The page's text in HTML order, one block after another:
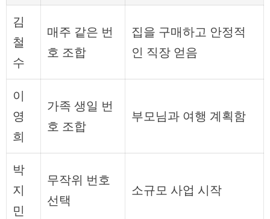
김
철
수
매주 같은 번
호 조합
집을 구매하고 안정적
인 직장 얻음
이
영
희
가족 생일 번
호 조합
부모님과 여행 계획함
박
지
민
무작위 번호
선택
소규모 사업 시작